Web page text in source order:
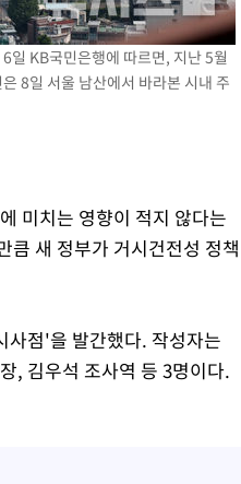
일 KB국민은행에 따르면, 지난 5월
8일 서울 남산에서 바라본 시내 주
미치는 영향이 적지 않다는
큼 새 정부가 거시건전성 정책
사점'을 발간했다. 작성자는
, 김우석 조사역 등 3명이다.